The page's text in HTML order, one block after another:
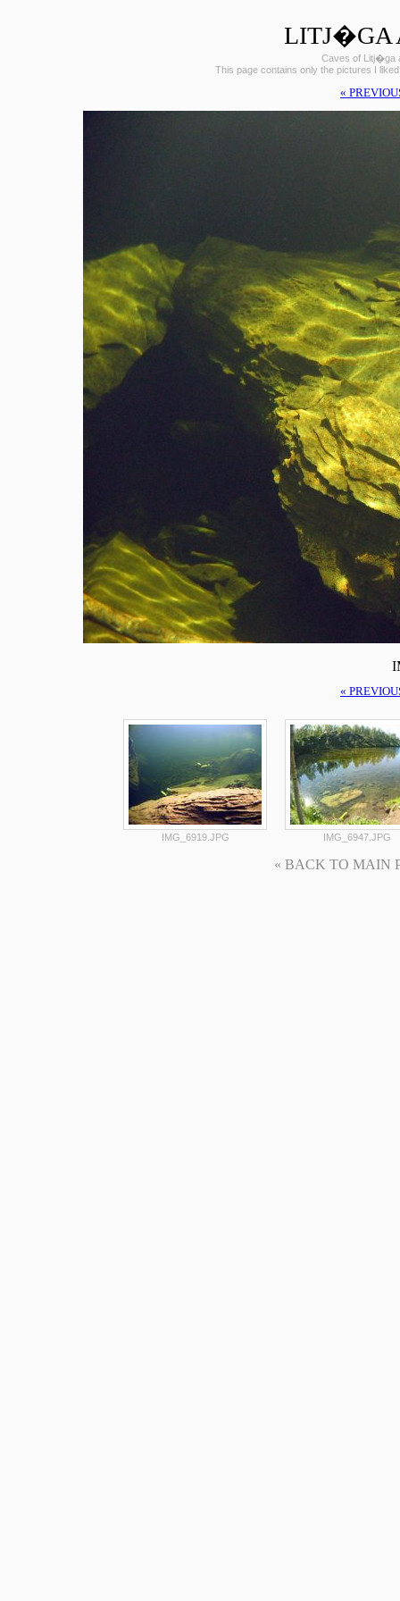
LITJ�GA
Caves of Litj�ga
This page contains only the pictures I
«
«
IMG_6919.JPG IMG_6947.JPG
« BACK TO MAIN